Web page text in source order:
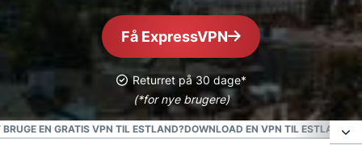
Få ExpressVPN
Returret på 30 dage*
(*for nye brugere)
BRUGE EN GRATIS VPN TIL ESTLAND?DOWNLOAD EN VPN TIL ESTLAND